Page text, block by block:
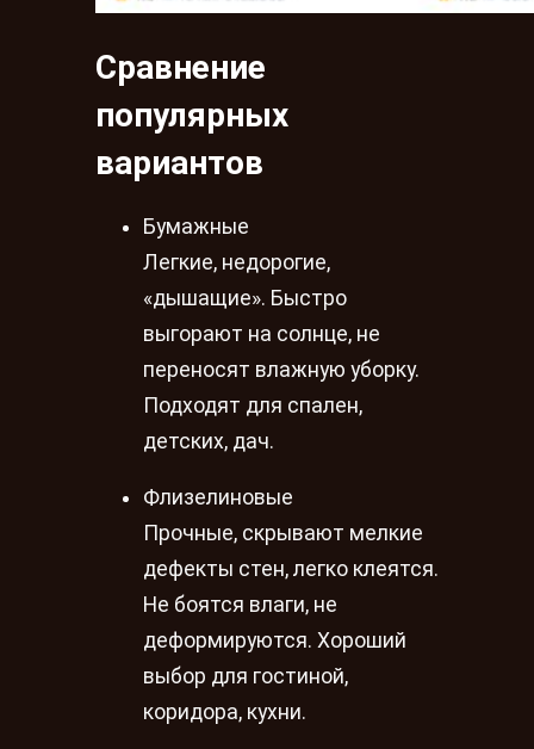
Сравнение
популярных
вариантов
Бумажные
Легкие, недорогие,
«дышащие». Быстро
выгорают на солнце, не
переносят влажную уборку.
Подходят для спален,
детских, дач.
Флизелиновые
Прочные, скрывают мелкие
дефекты стен, легко клеятся.
Не боятся влаги, не
деформируются. Хороший
выбор для гостиной,
коридора, кухни.